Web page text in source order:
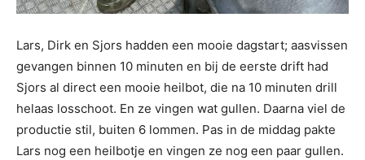
Lars, Dirk en Sjors hadden een mooie dagstart; aasvissen
gevangen binnen 10 minuten en bij de eerste drift had
Sjors al direct een mooie heilbot, die na 10 minuten drill
helaas losschoot. En ze vingen wat gullen. Daarna viel de
productie stil, buiten 6 lommen. Pas in de middag pakte
Lars nog een heilbotje en vingen ze nog een paar gullen.